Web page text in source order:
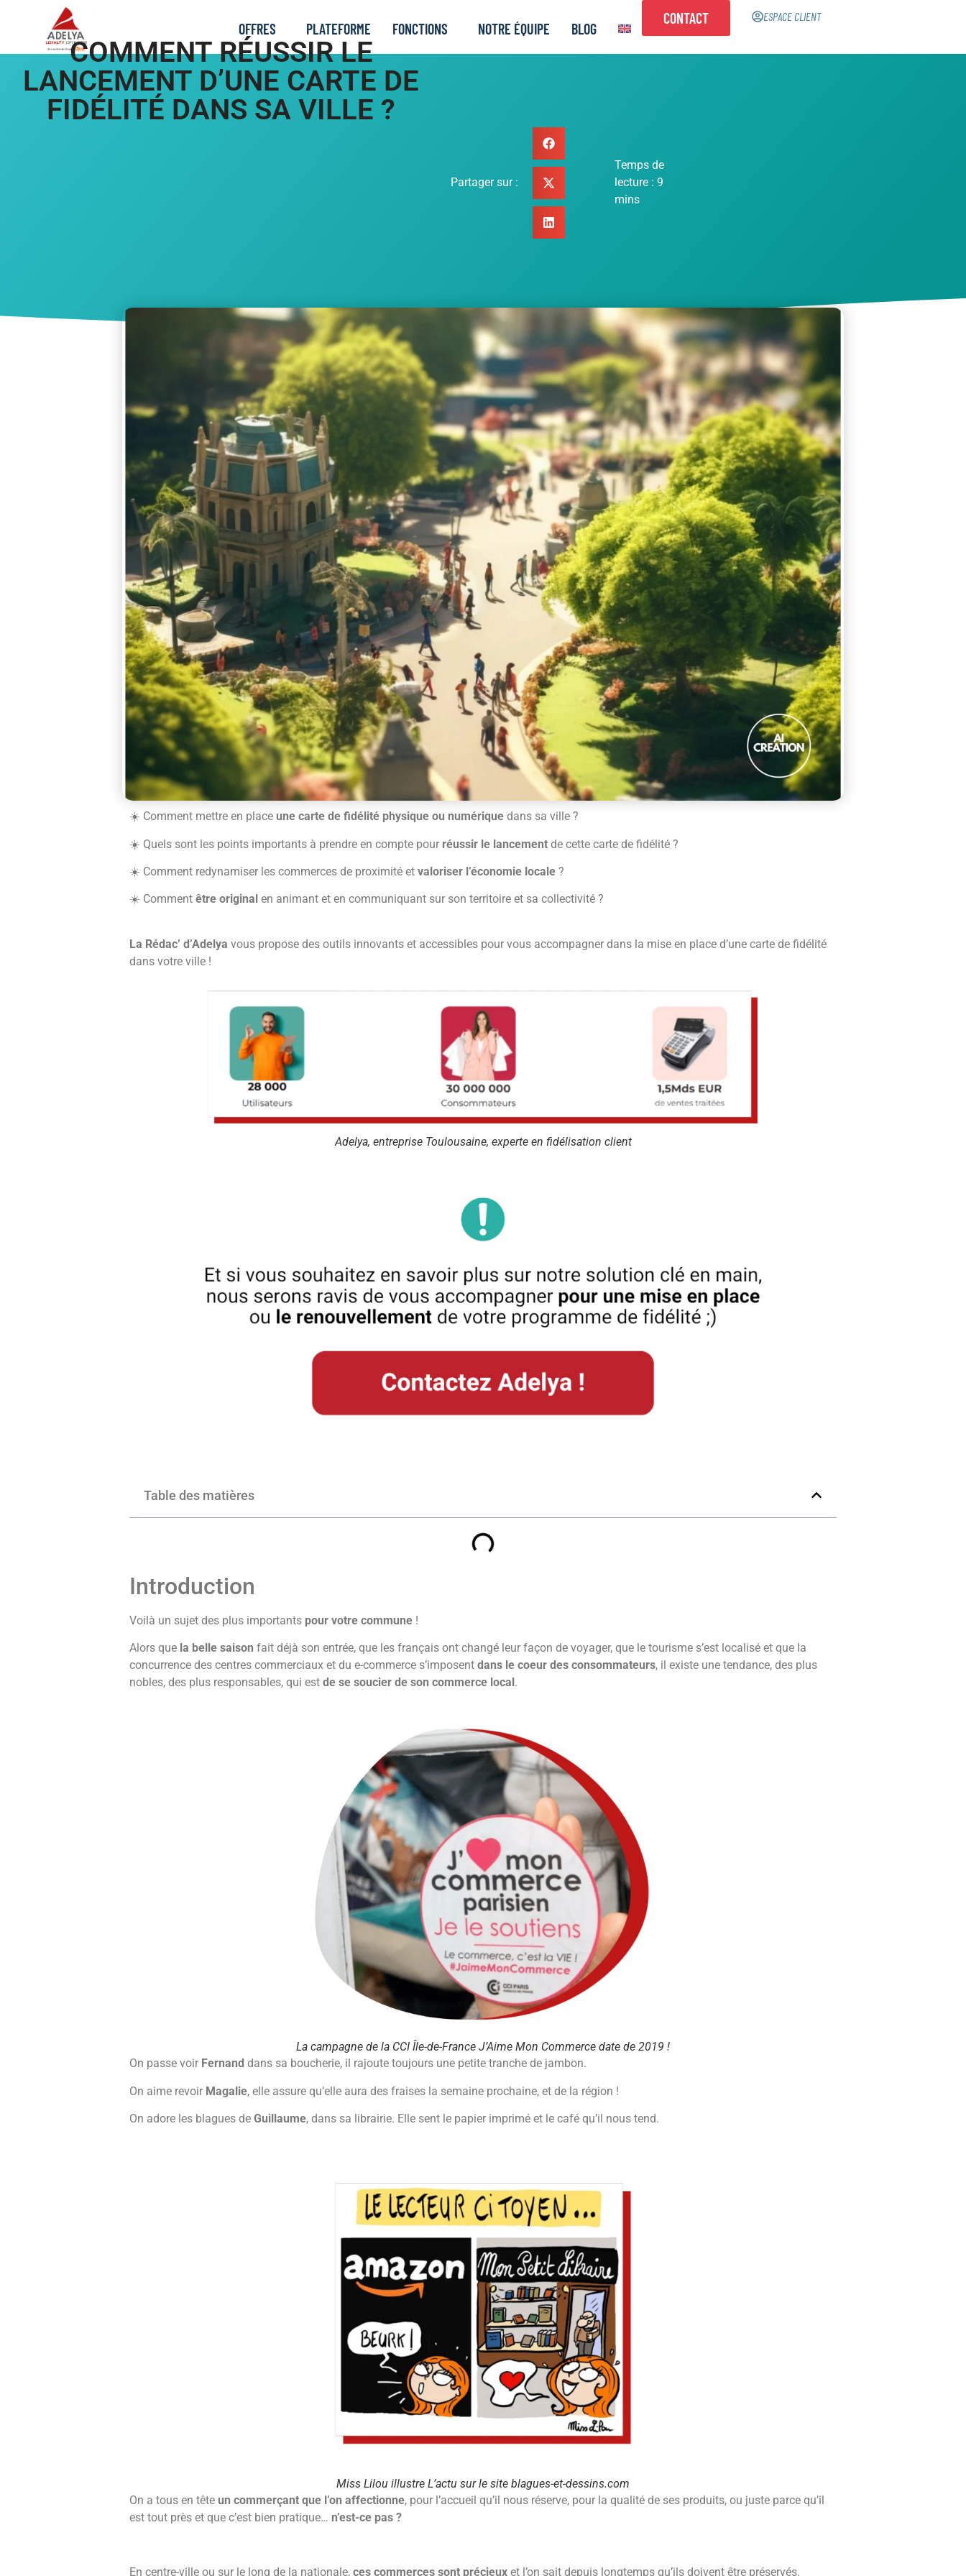
OFFRES PLATEFORME FONCTIONS NOTRE ÉQUIPE BLOG
CONTACT ESPACE CLIENT
COMMENT RÉUSSIR LE
LANCEMENT D’UNE CARTE DE
FIDÉLITÉ DANS SA VILLE ?
Partager sur :
Temps de
lecture :9
mins
☀️ Comment mettre en place une carte de fidélité physique ou numérique dans sa ville ?
☀️ Quels sont les points importants à prendre en compte pour réussir le lancement de cette carte de fidélité ?
☀️ Comment redynamiser les commerces de proximité et valoriser l’économie locale ?
☀️ Comment être original en animant et en communiquant sur son territoire et sa collectivité ?
La Rédac’ d’Adelya vous propose des outils innovants et accessibles pour vous accompagner dans la mise en place d’une carte de fidélité
dans votre ville !
Adelya, entreprise Toulousaine, experte en fidélisation client
Table des matières
Introduction
Voilà un sujet des plus importants pour votre commune !
Alors que la belle saison fait déjà son entrée, que les français ont changé leur façon de voyager, que le tourisme s’est localisé et que la
concurrence des centres commerciaux et du e-commerce s’imposent dans le coeur des consommateurs, il existe une tendance, des plus
nobles, des plus responsables, qui est de se soucier de son commerce local.
La campagne de la CCI Île-de-France J’Aime Mon Commerce date de 2019 !
On passe voir Fernand dans sa boucherie, il rajoute toujours une petite tranche de jambon.
On aime revoir Magalie, elle assure qu’elle aura des fraises la semaine prochaine, et de la région !
On adore les blagues de Guillaume, dans sa librairie. Elle sent le papier imprimé et le café qu’il nous tend.
Miss Lilou illustre L’actu sur le site blagues-et-dessins.com
On a tous en tête un commerçant que l’on affectionne, pour l’accueil qu’il nous réserve, pour la qualité de ses produits, ou juste parce qu’il
est tout près et que c’est bien pratique… n’est-ce pas ?
En centre-ville ou sur le long de la nationale, ces commerces sont précieux et l’on sait depuis longtemps qu’ils doivent être préservés.